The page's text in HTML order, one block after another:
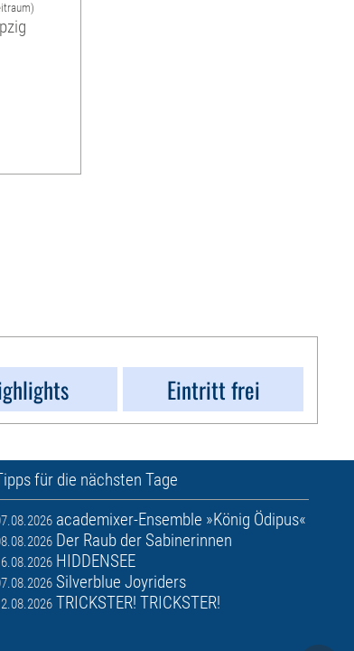
Eintritt frei
für die nächsten Tage
academixer-Ensemble »König Ödipus«
Der Raub der Sabinerinnen
HIDDENSEE
Silverblue Joyriders
TRICKSTER! TRICKSTER!